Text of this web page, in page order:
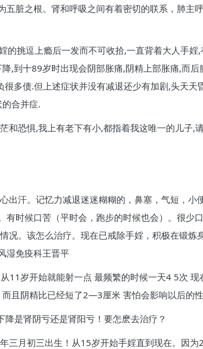
脏之根。肾和呼吸之间有着密切的联系，肺主
的挑逗上瘾后一发而不可收拾,一直背着大人手
,到十89岁时出现会阴部胀痛,阴精上部胀痛,而
多债.但上述症状并没有减退还少有加剧,头天
合并症.
和恐惧,我上有老下有小,都指着我这唯一的儿子,
出汗。记忆力减退迷迷糊糊的，鼻塞，气短，
有时候口苦（平时会，跑步的时候也会）。很
况。该怎么治疗。现在已戒除手婬，积极在锻
湿免疫科王晋平
11岁开始就能射一点 最频繁的时候一天4 5次
且阴精比已经短了2—3厘米 害怕会影响以后的
是肾阴亏还是肾阳亏！要怎麽去治疗？
三月初三出生！从15岁开始手婬直到现在。因